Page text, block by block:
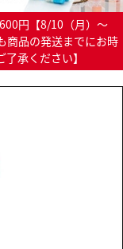
円【8/10（月）～
商品の発送までにお時
承ください】